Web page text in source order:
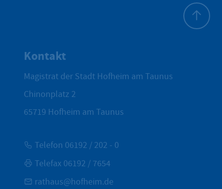
Kontakt
Magistrat der Stadt Hofheim am Taunus
Chinonplatz 2
65719 Hofheim am Taunus
Telefon 06192 / 202 - 0
Telefax 06192 / 7654
rathaus@hofheim.de